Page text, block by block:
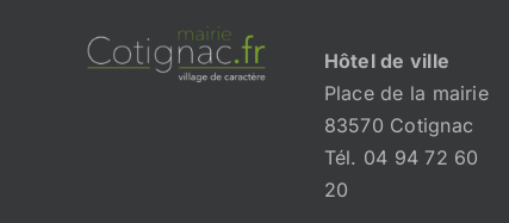
Hôtel de ville
Place de la mairie
83570 Cotignac
Tél. 04 94 72 60
20